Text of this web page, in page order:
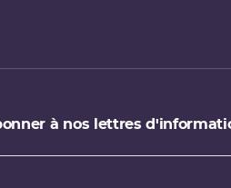
à nos lettres
de